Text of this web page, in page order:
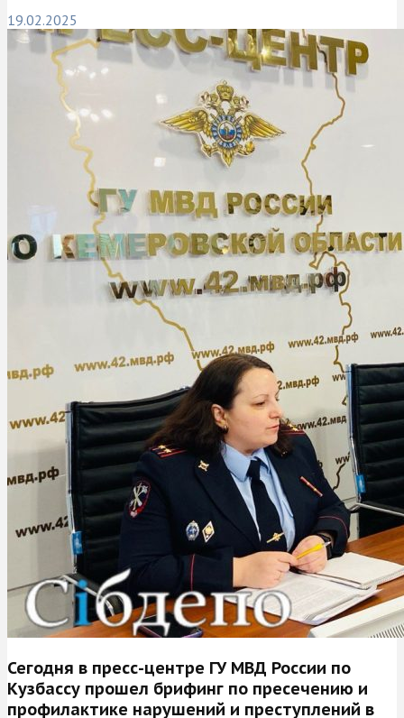
19.02.2025
Сегодня в пресс-центре ГУ МВД России по
Кузбассу прошел брифинг по пресечению и
профилактике нарушений и преступлений в